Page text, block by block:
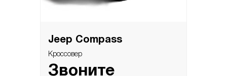
Jeep Compass
Кроссовер
Звоните